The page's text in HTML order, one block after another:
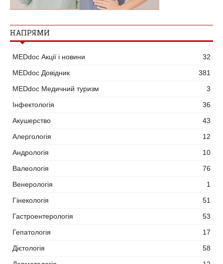
НАПРЯМИ
MEDdoc Акції і новини
32
MEDdoc Довідник
381
MEDdoc Медичний туризм
3
Інфектологія
36
Акушерство
43
Алергологія
12
Андрологія
10
Валеологія
76
Венерологія
1
Гінекологія
51
Гастроентерологія
53
Гепатологія
17
Дієтологія
58